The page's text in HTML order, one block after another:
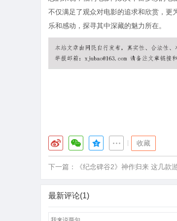
不仅满足了观众对电影的追求和欣赏，更
乐和感动，探寻其中深藏的魅力所在。
收藏
下一篇： 《纪念碑谷2》神作归来 这几款
最新评论(1)